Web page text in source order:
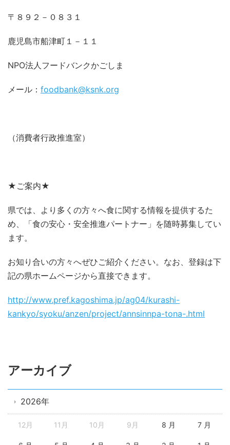
〒８９２－０８３１
鹿児島市船津町１－１１
NPO法人フードバンクかごしま
メール： foodbank@ksnk.org
（消費者行政推進室）
★ご案内★
県では、より多くの方々へ食に関する情報を提供するた
め、「食の安心・安全推進パートナー」を随時募集してい
ます。
お知り合いの方々へぜひご紹介ください。なお、登録は下
記の県ホームページから直接できます。
http://www.pref.kagoshima.jp/ag04/kurashi-
kankyo/syoku/anzen/project/annsinnpa-tona-.html
アーカイブ
2026年
12月 11月 10月 9月 8 月 7 月